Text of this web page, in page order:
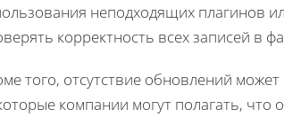
неподходящих плагинов
корректность всех записей в
того, отсутствие обновлений
компании могут полагать, что